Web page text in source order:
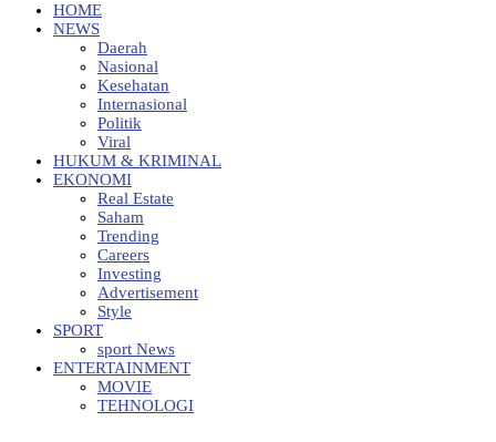
HOME
NEWS
Daerah
Nasional
Kesehatan
Internasional
Politik
Viral
HUKUM & KRIMINAL
EKONOMI
Real Estate
Saham
Trending
Careers
Investing
Advertisement
Style
SPORT
sport News
ENTERTAINMENT
MOVIE
TEHNOLOGI